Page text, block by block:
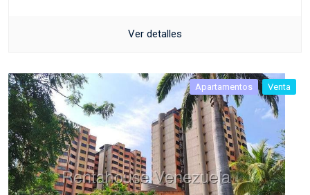
Ver detalles
Apartamentos Venta